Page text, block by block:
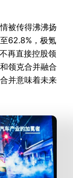
被传得沸沸扬
62.8%，极氪
再直接控股领
领克合并融合
并意味着未来